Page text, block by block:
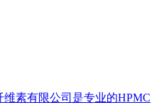
维素有限公司是专业的HPMC